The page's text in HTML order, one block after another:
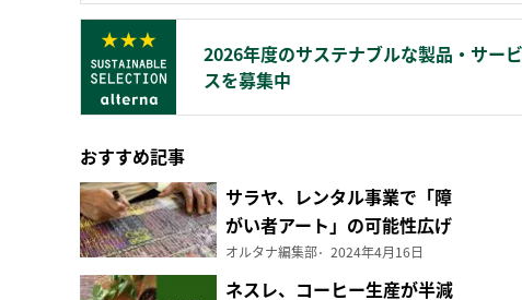
2026年度のサステナブルな製品・サービ
スを募集中
おすすめ記事
サラヤ、レンタル事業で「障
がい者アート」の可能性広げ
る
オルタナ編集部 2024年4月16日
ネスレ、コーヒー生産が半減